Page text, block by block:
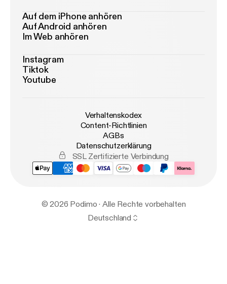
Auf dem iPhone anhören
Auf Android anhören
Im Web anhören
Instagram
Tiktok
Youtube
Verhaltenskodex
Content-Richtlinien
AGBs
Datenschutzerklärung
SSL Zertifizierte Verbindung
© 2026 Podimo · Alle Rechte vorbehalten
Deutschland